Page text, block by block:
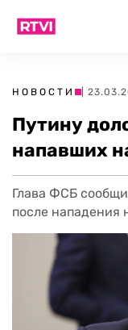
НОВОСТИ |
Путину
напавших
Глава ФСБ
после нападения